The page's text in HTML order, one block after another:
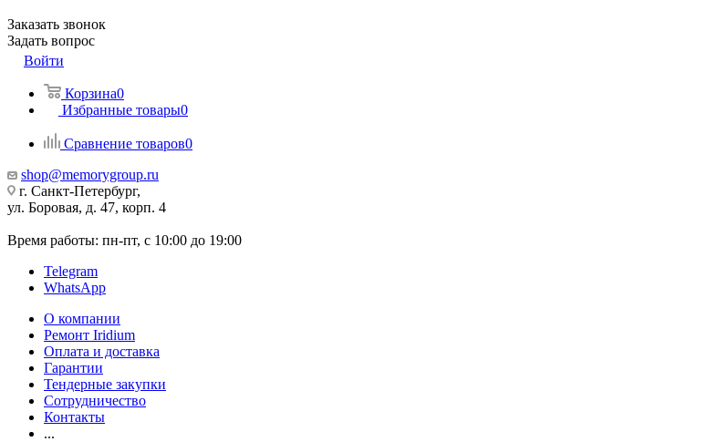
Заказать звонок
Задать вопрос
Войти
Корзина0
Избранные товары0
Сравнение товаров0
shop@memorygroup.ru
г. Санкт-Петербург,
ул. Боровая, д. 47, корп. 4
Время работы: пн-пт, с 10:00 до 19:00
Telegram
WhatsApp
О компании
Ремонт Iridium
Оплата и доставка
Гарантии
Тендерные закупки
Сотрудничество
Контакты
...